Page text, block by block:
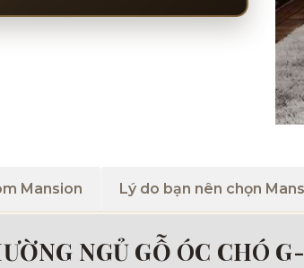
Mansion Lý do bạn nên chọn
NGỦ GỖ ÓC CHÓ